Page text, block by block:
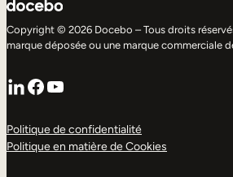
Copyright © 2026 Docebo – Tous droits
marque déposée ou une marque commerciale
LinkedIn
Facebook
YouTube
Politique de confidentialité
Politique en matière de Cookies